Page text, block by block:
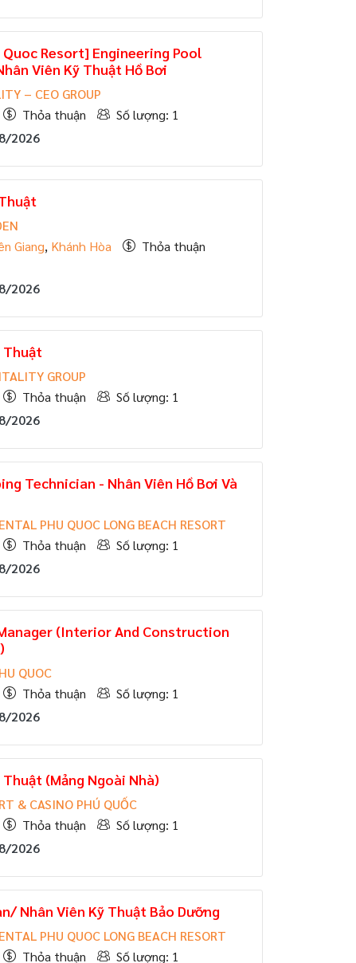
Resort] Engineering Pool
Viên Kỹ Thuật Hồ Bơi
– CEO GROUP
Thỏa thuận
Số lượng: 1
2026
Giang, Khánh Hòa
Thỏa thuận
2026
Thuật
GROUP
Thỏa thuận
Số lượng: 1
2026
Technician - Nhân Viên Hồ Bơi Và
PHU QUOC LONG BEACH RESORT
Thỏa thuận
Số lượng: 1
2026
(Interior And Construction
QUOC
Thỏa thuận
Số lượng: 1
2026
Thuật (Mảng Ngoài Nhà)
& CASINO PHÚ QUỐC
Thỏa thuận
Số lượng: 1
2026
Nhân Viên Kỹ Thuật Bảo Dưỡng
PHU QUOC LONG BEACH RESORT
Thỏa thuận Số lượng: 1